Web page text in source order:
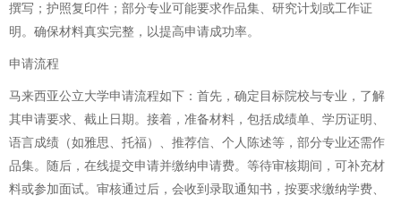
撰写；护照复印件；部分专业可能要求作品集、研究计划或工作证
明。确保材料真实完整，以提高申请成功率。
申请流程
马来西亚公立大学申请流程如下：首先，确定目标院校与专业，了解
其申请要求、截止日期。接着，准备材料，包括成绩单、学历证明、
语言成绩（如雅思、托福）、推荐信、个人陈述等，部分专业还需作
品集。随后，在线提交申请并缴纳申请费。等待审核期间，可补充材
料或参加面试。审核通过后，会收到录取通知书，按要求缴纳学费、